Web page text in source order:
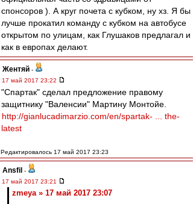
спонсоров ). А круг почета с кубком, ну хз. Я бы
лучше прокатил команду с кубком на автобусе
открытом по улицам, как Глушаков предлагал и
как в европах делают.
Жентяй -
17 май 2017 23:22
"Спартак" сделал предложение правому
защитнику "Валенсии" Мартину Монтойе.
http://gianlucadimarzio.com/en/spartak- ... the-
latest
Редактировалось 17 май 2017 23:23
Ansfil -
17 май 2017 23:21
zmeya » 17 май 2017 23:07